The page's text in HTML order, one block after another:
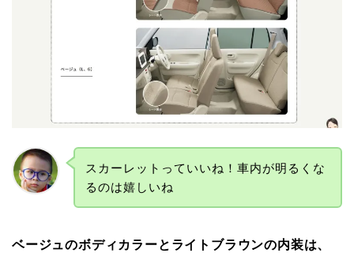
スカーレットっていいね！車内が明るくな
るのは嬉しいね
ベージュのボディカラーとライトブラウンの内装は、